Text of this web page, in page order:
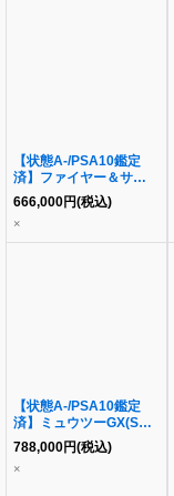
【状態A-/PSA10鑑定
済】ファイヤー＆サンダ
ー＆フリーザーGX(SA)
《SR》{060/054}[その
他]
666,000円(税込)
×
【状態A-/PSA10鑑定
済】ミュウツーGX(SR
仕様)《-》{082/072}[そ
の他]
788,000円(税込)
×